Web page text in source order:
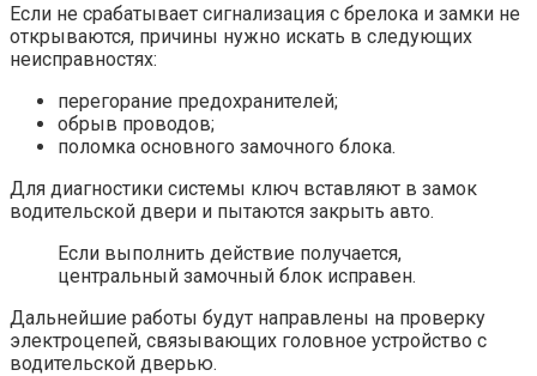
Если не срабатывает сигнализация с брелока и замки не
открываются, причины нужно искать в следующих
неисправностях:
перегорание предохранителей;
обрыв проводов;
поломка основного замочного блока.
Для диагностики системы ключ вставляют в замок
водительской двери и пытаются закрыть авто.
Если выполнить действие получается,
центральный замочный блок исправен.
Дальнейшие работы будут направлены на проверку
электроцепей, связывающих головное устройство с
водительской дверью.